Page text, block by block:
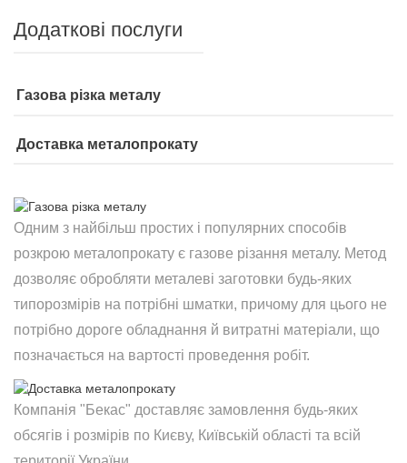
Додаткові послуги
Газова різка металу
Доставка металопрокату
Одним з найбільш простих і популярних способів
розкрою металопрокату є газове різання металу. Метод
дозволяє обробляти металеві заготовки будь-яких
типорозмірів на потрібні шматки, причому для цього не
потрібно дороге обладнання й витратні матеріали, що
позначається на вартості проведення робіт.
Компанія "Бекас" доставляє замовлення будь-яких
обсягів і розмірів по Києву, Київській області та всій